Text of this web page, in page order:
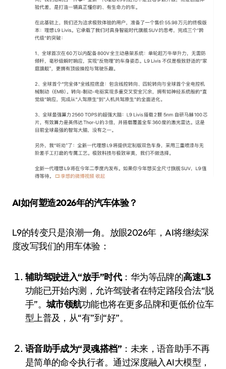
AI如何塑造2026年的汽车体验？
L9的转变只是浪潮一角。放眼2026年，AI将继续深
度改写我们的用车体验：
辅助驾驶进入“放手”时代：华为等品牌的高速L3
功能已开始内测，允许驾驶者在特定路段合法“脱
手”。城市领航功能也将在更多品牌和更低价位车
型上普及，从“有”到“好”。
语音助手成为“灵魂搭档” ：未来，语音助手不再
是简单的命令执行者。通过深度融入AI大模型，